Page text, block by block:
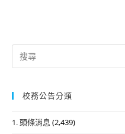
Search
for:
校務公告分類
1. 頭條消息 (2,439)